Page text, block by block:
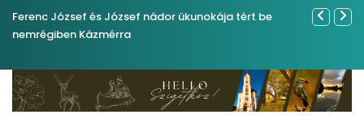
Ferenc József és József nádor ükunokája tért be
nemrégiben Kázmérra
Év